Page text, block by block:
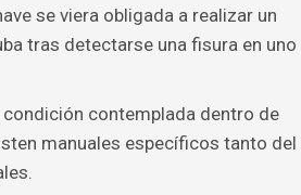
se viera obligada a realizar un
tras detectarse una fisura en uno
condición contemplada dentro de
manuales específicos tanto del